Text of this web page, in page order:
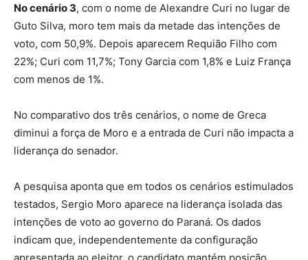
No cenário 3, com o nome de Alexandre Curi no lugar de
Guto Silva, moro tem mais da metade das intenções de
voto, com 50,9%. Depois aparecem Requião Filho com
22%; Curi com 11,7%; Tony Garcia com 1,8% e Luiz França
com menos de 1%.
No comparativo dos três cenários, o nome de Greca
diminui a força de Moro e a entrada de Curi não impacta a
liderança do senador.
A pesquisa aponta que em todos os cenários estimulados
testados, Sergio Moro aparece na liderança isolada das
intenções de voto ao governo do Paraná. Os dados
indicam que, independentemente da configuração
apresentada ao eleitor, o candidato mantém posição